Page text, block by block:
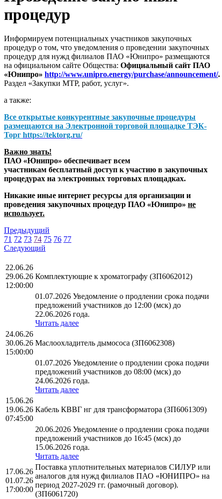
процедур
Информируем потенциальных участников закупочных
процедур о том, что уведомления о проведении закупочных
процедур для нужд филиалов ПАО «Юнипро» размещаются
на официальном сайте Общества: Официальный сайт ПАО
«Юнипро» http://www.unipro.energy/purchase/announcement/.
Раздел «Закупки МТР, работ, услуг».
а также:
Все открытые конкурентные закупочные процедуры
размещаются на Электронной торговой площадке ТЭК-
Торг https://tektorg.ru/
Важно знать!
ПАО «Юнипро» обеспечивает всем
участникам бесплатный доступ к участию в закупочных
процедурах на электронных торговых площадках.
Никакие иные интернет ресурсы для организации и
проведения закупочных процедур ПАО «Юнипро» не
использует.
Предыдущий
71 72 73 74 75 76 77
Следующий
22.06.26
29.06.26
12:00:00
Комплектующие к хроматографу (ЗП6062012)
01.07.2026 Уведомление о продлении срока подачи
предложений участников до 12:00 (мск) до
22.06.2026 года.
Читать далее
24.06.26
30.06.26
15:00:00
Маслоохладитель дымососа (ЗП6062308)
01.07.2026 Уведомление о продлении срока подачи
предложений участников до 08:00 (мск) до
24.06.2026 года.
Читать далее
15.06.26
19.06.26
07:45:00
Кабель КВВГ нг для трансформатора (ЗП6061309)
20.06.2026 Уведомление о продлении срока подачи
предложений участников до 16:45 (мск) до
15.06.2026 года.
Читать далее
17.06.26
01.07.26
17:00:00
Поставка уплотнительных материалов СИЛУР или
аналогов для нужд филиалов ПАО «ЮНИПРО» на
период 2027-2029 гг. (рамочный договор).
(ЗП6061720)